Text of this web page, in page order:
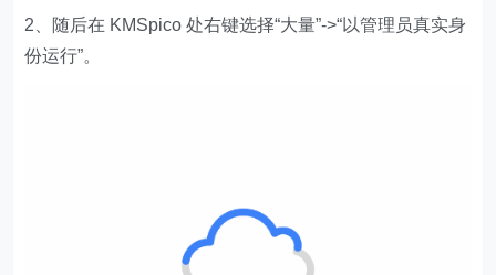
2、随后在 KMSpico 处右键选择“大量”->“以管理员真实身
份运行”。